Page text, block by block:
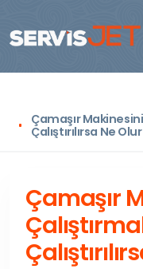
Çamaşır Makinesini
Çalıştırılırsa Ne
Çamaşır